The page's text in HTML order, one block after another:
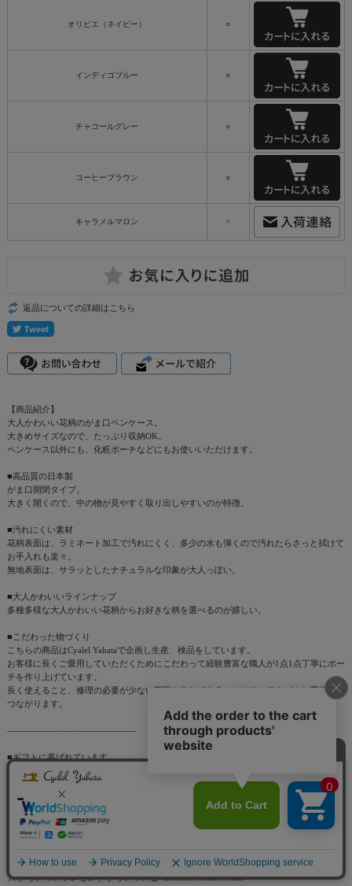
オリビエ（ネイビー） ○
インディゴブルー ○
チャコールグレー ○
コーヒーブラウン ○
キャラメルマロン ×
返品についての詳細はこちら
【商品紹介】
大人かわいい花柄のがま口ペンケース。
大きめサイズなので、たっぷり収納OK。
ペンケース以外にも、化粧ポーチなどにもお使いいただけます。
■高品質の日本製
がま口開閉タイプ。
大きく開くので、中の物が見やすく取り出しやすいのが特徴。
■汚れにくい素材
花柄表面は、ラミネート加工で汚れにくく、多少の水も弾くので汚れたらさっと拭けて
お手入れも楽々。
無地表面は、サラッとしたナチュラルな印象が大人っぽい。
■大人かわいいラインナップ
多種多様な大人かわいい花柄からお好きな柄を選べるのが嬉しい。
■こだわった物づくり
こちらの商品はCyalel Yahataで企画し生産、検品をしています。
お客様に長くご愛用していただくためにこだわって経験豊富な職人が1点1点丁寧にポー
チを作り上げています。
長く使えること、修理の必要が少ない丁寧な作りであることはサステナブルな選択にも
つながります。
-----------------------------------------
■ギフトに喜ばれています
プレゼント 誕生日 入学 卒業記念品 卒業 成人 就職 受検 就活 転職 婚活 お返し 御返し
お祝い返し 返礼品 御礼 お礼 出産祝い 誕生日プレゼント 誕生日祝い 婚約 結婚記念日
結婚祝い 結婚式 二次会 披露宴御祝 結婚式 結婚祝い 記念日 法人ギフト イベント 御祝
退職祝い ゴルフコンペ ギフト
■こんなシーンにおすすめです
Day 忘年会 新年会 二次会 送別会 転勤 ひな祭り こどもの日 女子会 パーティ クリスマ
ス クリスマスプレゼント クリスマス会 Christmas Xmas X'mas